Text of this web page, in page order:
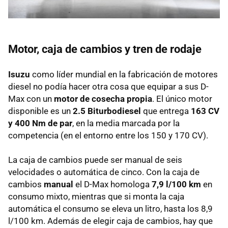
Motor, caja de cambios y tren de rodaje
Isuzu como líder mundial en la fabricación de motores
diesel no podía hacer otra cosa que equipar a sus D-
Max con un motor de cosecha propia. El único motor
disponible es un 2.5 Biturbodiesel que entrega 163 CV
y 400 Nm de par, en la media marcada por la
competencia (en el entorno entre los 150 y 170 CV).
La caja de cambios puede ser manual de seis
velocidades o automática de cinco. Con la caja de
cambios manual el D-Max homologa 7,9 l/100 km en
consumo mixto, mientras que si monta la caja
automática el consumo se eleva un litro, hasta los 8,9
l/100 km. Además de elegir caja de cambios, hay que